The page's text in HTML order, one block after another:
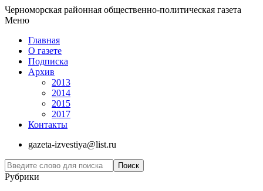
Черноморская районная общественно-политическая газета
Меню
Главная
О газете
Подписка
Архив
2013
2014
2015
2017
Контакты
gazeta-izvestiya@list.ru
Рубрики